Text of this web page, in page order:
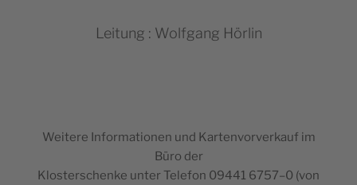
Leitung : Wolfgang Hörlin
Wei­tere Infor­ma­tio­nen und Kar­ten­vor­ver­kauf im
Büro der
Klos­ter­schenke unter Tele­fon 09441 6757–0 (von